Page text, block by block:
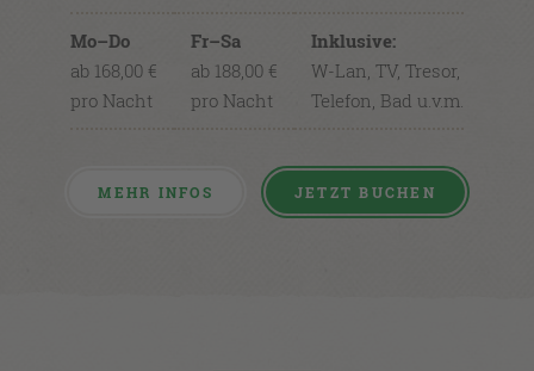
Mo–Do
ab 168,00 €
pro Nacht
Fr–Sa
ab 188,00 €
pro Nacht
Inklusive:
W-Lan, TV, Tresor,
Telefon, Bad u.v.m.
MEHR INFOS JETZT BUCHEN